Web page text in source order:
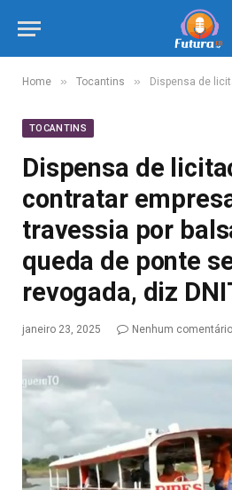
Home » Tocantins » Dispensa de licitação para contratar
TOCANTINS
Dispensa de
contratar
travessia por
queda de ponte
revogada, diz
janeiro 23, 2025 Nenhum comentário